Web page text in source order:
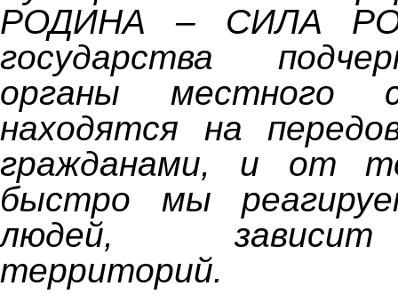
РОДИНА – СИЛА
государства
органы местного
находятся на
гражданами, и от
быстро мы
людей,
территорий.